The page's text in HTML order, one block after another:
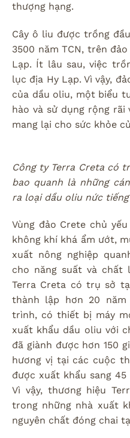
thượng hạng.
Cây ô liu được trồng
3500 năm TCN, trên
Lạp. Ít lâu sau, việc
lục địa Hy Lạp. Vì vậy,
của dầu oliu, một biểu
hào và sử dụng rộng
mang lại cho sức khỏe
Công ty Terra Creta có
bao quanh là những
ra loại dầu oliu nức
Vùng đảo Crete chủ
không khí khá ẩm ướt,
xuất nông nghiệp
cho năng suất và chất
Terra Creta có trụ sở
thành lập hơn 20
trình, có thiết bị máy
xuất khẩu dầu oliu với
đã giành được hơn 150
hương vị tại các cuộc
được xuất khẩu sang
Vì vậy, thương hiệu
trong những nhà xuất
nguyên chất đóng chai